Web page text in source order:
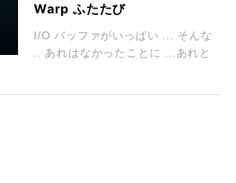
Warp ふたたび
I/O バッファがいっぱい ... そんな
.. あれはなかったことに ...あれと